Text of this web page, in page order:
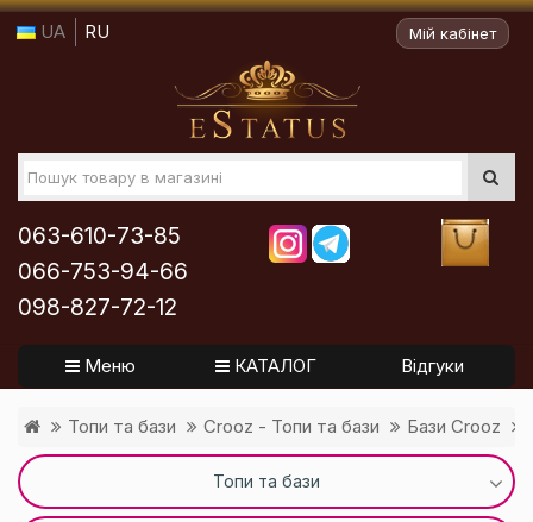
UA RU Мій кабінет
063-610-73-85
066-753-94-66
098-827-72-12
Меню КАТАЛОГ Відгуки
Топи та бази Crooz - Топи та бази Бази Crooz
Топи та бази